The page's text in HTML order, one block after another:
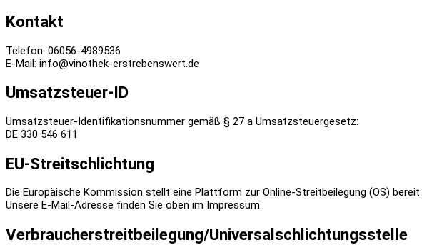
Kontakt
Telefon: 06056-4989536
E-Mail: info@vinothek-erstrebenswert.de
Umsatzsteuer-ID
Umsatzsteuer-Identifikationsnummer gemäß § 27 a Umsatzsteuergesetz:
DE 330 546 611
EU-Streitschlichtung
Die Europäische Kommission stellt eine Plattform zur Online-Streitbeilegung (OS) bereit:
Unsere E-Mail-Adresse finden Sie oben im Impressum.
Verbraucher­streit­beilegung/Universal­schlichtungs­stelle